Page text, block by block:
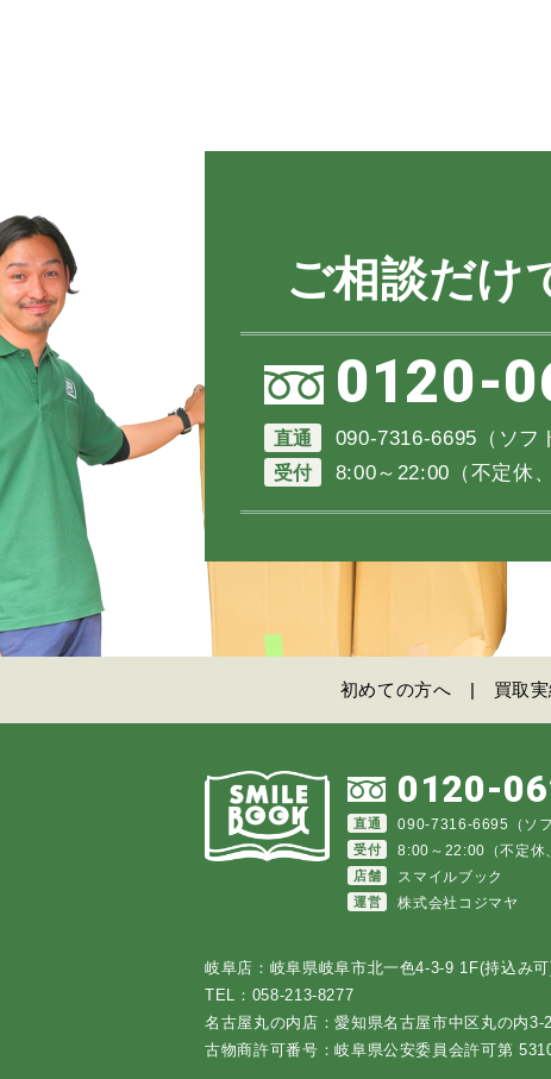
ご相談だけ
0120-
直通 090-7316-6695（ソフ
受付 8:00～22:00（不定休
初めての方へ 買取
0120-
直通 090-7316-6695（ソフ
受付 8:00～22:00（不定休
店舗 スマイルブック
運営 株式会社コジマヤ
岐阜店：岐阜県岐阜市北一色4-3-9 1F(持込み
TEL：058-213-8277
名古屋丸の内店：愛知県名古屋市中区丸の内3-
古物商許可番号：岐阜県公安委員会許可第